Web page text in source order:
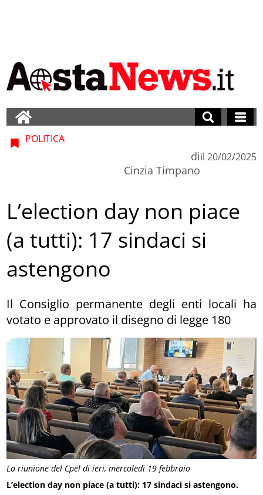
La riunione del Cpel di ieri, mercoledì 19 febbraio
POLITICA
di
Cinzia Timpano
il 20/02/2025
L’election day non piace
(a tutti): 17 sindaci si
astengono
Il Consiglio permanente degli enti locali ha
votato e approvato il disegno di legge 180
L’election day non piace (a tutti): 17 sindaci si astengono.